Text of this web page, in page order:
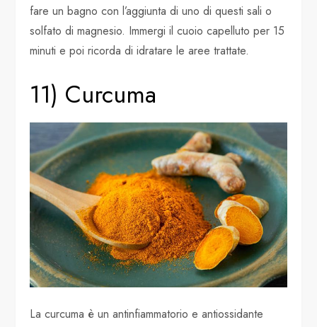
fare un bagno con l’aggiunta di uno di questi sali o
solfato di magnesio. Immergi il cuoio capelluto per 15
minuti e poi ricorda di idratare le aree trattate.
11) Curcuma
La curcuma è un antinfiammatorio e antiossidante